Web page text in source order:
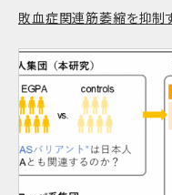
敗血症関連筋萎縮を抑制